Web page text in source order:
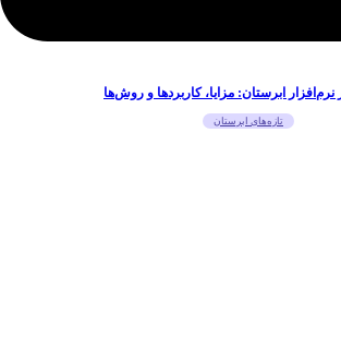
ابرستان: مزایا، کاربردها و روش‌ها
تازه‌های ابرستان